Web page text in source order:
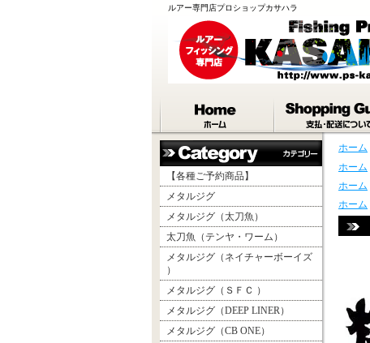
ルアー専門店プロショップカサハラ
【各種ご予約商品】
メタルジグ
メタルジグ（太刀魚）
太刀魚（テンヤ・ワーム）
メタルジグ（ネイチャーボーイズ
）
メタルジグ（ＳＦＣ ）
メタルジグ（DEEP LINER）
メタルジグ（CB ONE）
ホーム
ホーム
ホーム
ホーム